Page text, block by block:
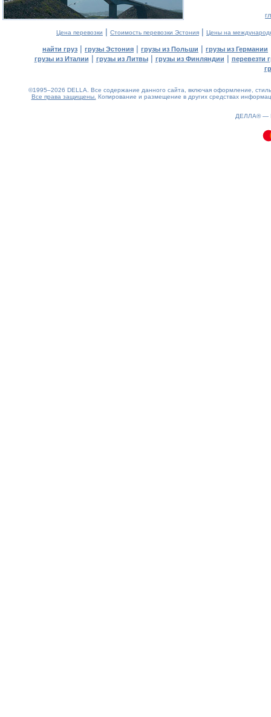
Цена перевозки | Стоимость перевозки Эстония | Цены на
найти груз | грузы Эстония | грузы из Польши | грузы из Германии
грузы из Италии | грузы из Литвы| грузы из Финляндии | перевезти
©1995–2026 DELLA. Все содержание данного сайта, включая оформление,
Все права защищены. Копирование и размещение в других средствах
ДЕЛЛА® —